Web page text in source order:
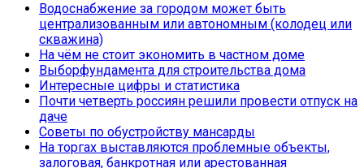
Водоснабжение за городом может быть
централизованным или автономным (колодец или
скважина)
На чём не стоит экономить в частном доме
Выборфундамента для строительства дома
Интересные цифры и статистика
Почти четверть россиян решили провести отпуск на
даче
Советы по обустройству мансарды
На торгах выставляются проблемные объекты,
залоговая, банкротная или арестованная